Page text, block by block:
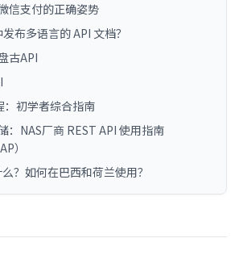
信支付的正确姿势
布多语言的 API 文档？
古API
初学者综合指南
：NAS厂商 REST API 使用指南
）
？如何在巴西和荷兰使用？